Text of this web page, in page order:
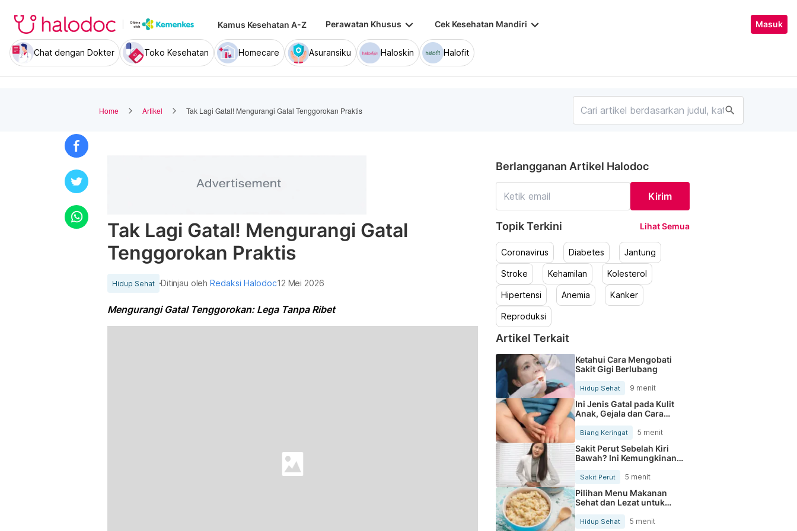
Kamus Kesehatan A-Z Perawatan Khusus keyboard_arrow_down Cek Kesehatan Mandiri keyboard_arrow_down Masuk
Chat dengan Dokter Toko Kesehatan Homecare Asuransiku Haloskin Halofit
Home Artikel Tak Lagi Gatal! Mengurangi Gatal Tenggorokan Praktis search
Tak Lagi Gatal! Mengurangi Gatal
Tenggorokan Praktis
Hidup Sehat Ditinjau olehRedaksi Halodoc12 Mei 2026
Mengurangi Gatal Tenggorokan: Lega Tanpa Ribet
Berlangganan Artikel Halodoc
Kirim
Topik Terkini Lihat Semua
Coronavirus Diabetes Jantung
Stroke Kehamilan Kolesterol
Hipertensi Anemia Kanker
Reproduksi
Artikel Terkait
Ketahui Cara Mengobati
Sakit Gigi Berlubang
Hidup Sehat 9 menit
Ini Jenis Gatal pada Kulit
Anak, Gejala dan Cara
Mengobatinya
Biang Keringat 5 menit
Sakit Perut Sebelah Kiri
Bawah? Ini Kemungkinan
Sakit Perut 5 menit
Pilihan Menu Makanan
Sehat dan Lezat untuk
Mengurangi Kolesterol
Hidup Sehat 5 menit